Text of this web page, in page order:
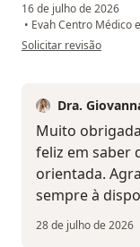
16 de julho de 2026
• Evah Centro Médico
na opinião do utilizador
Solicitar revisão
Dra.
Muito
feliz em saber
orientada.
sempre à
28 de julho de 2026